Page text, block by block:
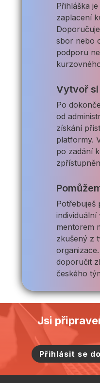
Přihláška
zaplacení
sbor nebo
podporu
Vytvoř
Po
od
získání
platformy.
po zadání
Potřebuješ
individuální
mentorem
zkušený z
doporučit
českého
Jsi
Přihlásit se